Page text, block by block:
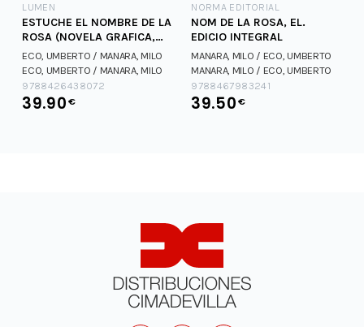
LUMEN
ESTUCHE EL NOMBRE DE LA
ROSA (NOVELA GRAFICA,
VOLS. 1 Y 2)
ECO, UMBERTO / MANARA, MILO
ECO, UMBERTO / MANARA, MILO
9788426438072
39.90€
NORMA EDITORIAL
NOM DE LA ROSA, EL.
EDICIO INTEGRAL
MANARA, MILO / ECO, UMBERTO
MANARA, MILO / ECO, UMBERTO
9788467983241
39.50€